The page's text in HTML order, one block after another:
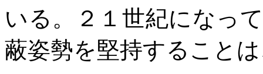
いる。２１世紀になっ
蔽姿勢を堅持すること